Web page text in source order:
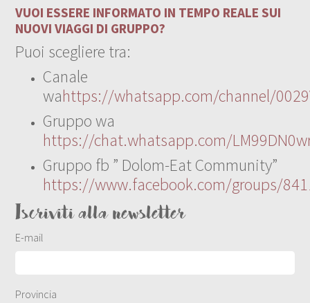
VUOI ESSERE INFORMATO IN TEMPO REALE SUI
NUOVI VIAGGI DI GRUPPO?
Puoi scegliere tra:
Canale
wahttps://whatsapp.com/channel/
Gruppo wa
https://chat.whatsapp.com/
Gruppo fb ” Dolom-Eat Community”
https://www.facebook.com/groups/
Iscriviti alla newsletter
E-mail
Provincia